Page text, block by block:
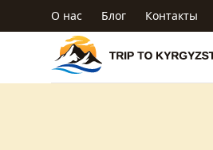
Перейти к основному содержанию
О нас Блог Контакты
Trip to Kyrgyzstan